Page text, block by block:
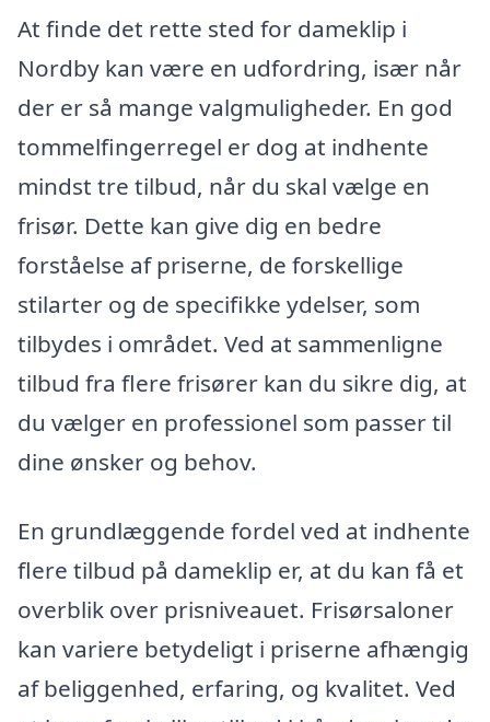
At finde det rette sted for dameklip i
Nordby kan være en udfordring, især når
der er så mange valgmuligheder. En god
tommelfingerregel er dog at indhente
mindst tre tilbud, når du skal vælge en
frisør. Dette kan give dig en bedre
forståelse af priserne, de forskellige
stilarter og de specifikke ydelser, som
tilbydes i området. Ved at sammenligne
tilbud fra flere frisører kan du sikre dig, at
du vælger en professionel som passer til
dine ønsker og behov.
En grundlæggende fordel ved at indhente
flere tilbud på dameklip er, at du kan få et
overblik over prisniveauet. Frisørsaloner
kan variere betydeligt i priserne afhængig
af beliggenhed, erfaring, og kvalitet. Ved